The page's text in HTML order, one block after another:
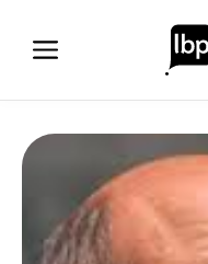
contenu